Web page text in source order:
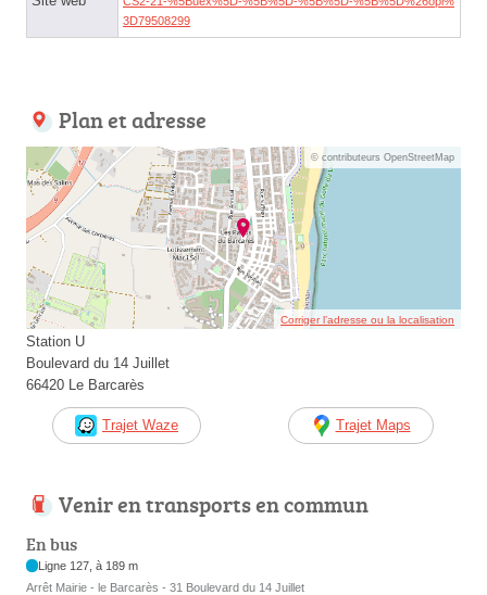
3D79508299
Plan et adresse
© contributeurs OpenStreetMap
Corriger l’adresse ou la localisation
Station U
Boulevard du 14 Juillet
66420 Le Barcarès
Trajet Waze Trajet Maps
Venir en transports en commun
En bus
Ligne 127, à 189 m
Arrêt Mairie - le Barcarès - 31 Boulevard du 14 Juillet